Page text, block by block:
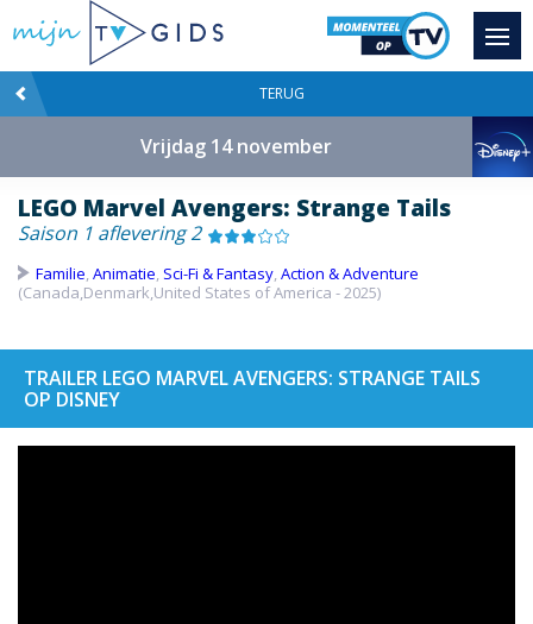
TERUG
Vrijdag 14 november
LEGO Marvel Avengers: Strange Tails
Saison 1 aflevering 2
Familie,Animatie, Sci-Fi & Fantasy,Action & Adventure
(Canada,Denmark,United States of America - 2025)
TRAILER LEGO MARVEL AVENGERS: STRANGE TAILS
OP DISNEY